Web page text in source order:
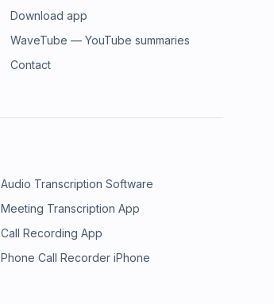
Download app
WaveTube — YouTube summaries
Contact
Audio Transcription Software
Meeting Transcription App
Call Recording App
Phone Call Recorder iPhone